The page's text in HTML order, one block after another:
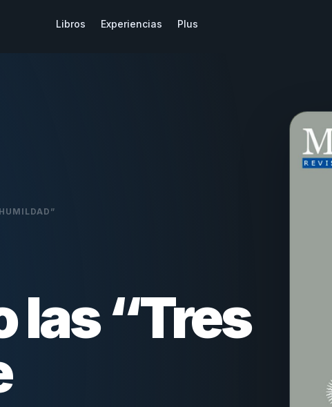
Libros Experiencias Plus
las “Tres